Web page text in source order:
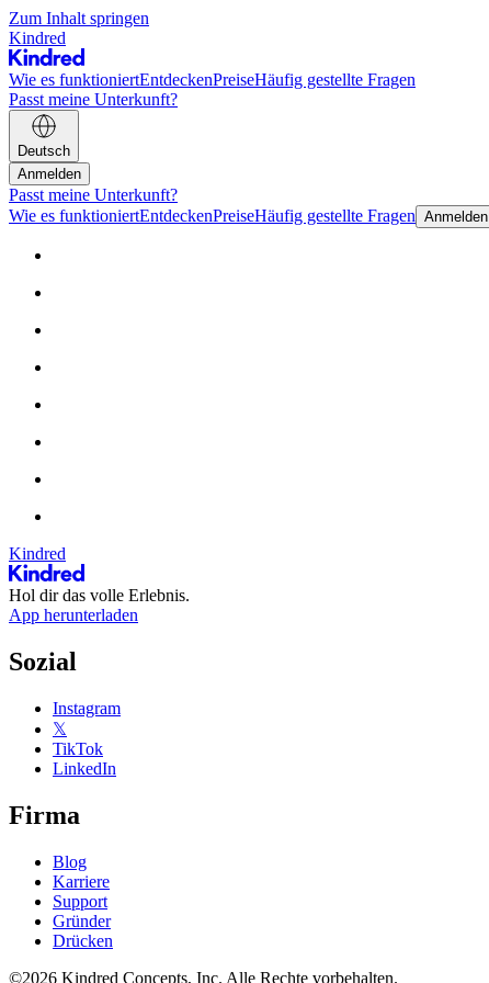
Zum Inhalt springen
Kindred
Wie es funktioniertEntdeckenPreiseHäufig gestellte Fragen
Passt meine Unterkunft?
Deutsch
Anmelden
Passt meine Unterkunft?
Wie es funktioniertEntdeckenPreiseHäufig gestellte Fragen Anmelden
Kindred
Hol dir das volle Erlebnis.
App herunterladen
Sozial
Instagram
𝕏
TikTok
LinkedIn
Firma
Blog
Karriere
Support
Gründer
Drücken
©2026 Kindred Concepts, Inc. Alle Rechte vorbehalten.